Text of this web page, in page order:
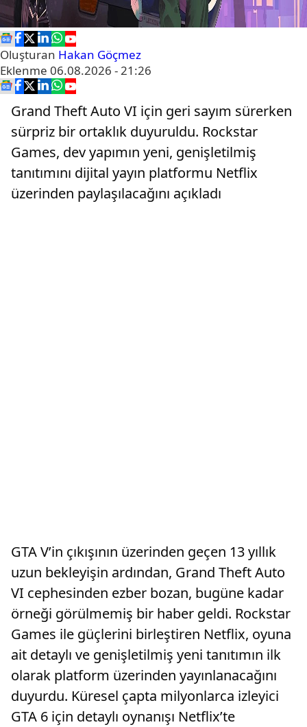
Oluşturan Hakan Göçmez
Eklenme 06.08.2026 - 21:26
Grand Theft Auto VI için geri sayım sürerken
sürpriz bir ortaklık duyuruldu. Rockstar
Games, dev yapımın yeni, genişletilmiş
tanıtımını dijital yayın platformu Netflix
üzerinden paylaşılacağını açıkladı
GTA V’in çıkışının üzerinden geçen 13 yıllık
uzun bekleyişin ardından, Grand Theft Auto
VI cephesinden ezber bozan, bugüne kadar
örneği görülmemiş bir haber geldi. Rockstar
Games ile güçlerini birleştiren Netflix, oyuna
ait detaylı ve genişletilmiş yeni tanıtımın ilk
olarak platform üzerinden yayınlanacağını
duyurdu. Küresel çapta milyonlarca izleyici
GTA 6 için detaylı oynanışı Netflix’te